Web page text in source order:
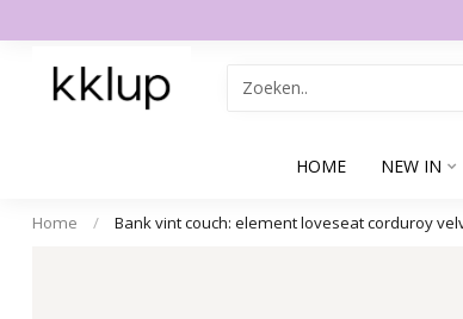
HOME NEW IN
Home / Bank vint couch: element loveseat corduroy